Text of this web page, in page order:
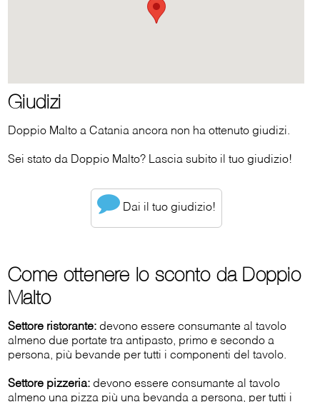
Giudizi
Doppio Malto a Catania ancora non ha ottenuto giudizi.
Sei stato da Doppio Malto? Lascia subito il tuo giudizio!
Dai il tuo giudizio!
Come ottenere lo sconto da Doppio
Malto
Settore ristorante: devono essere consumante al tavolo
almeno due portate tra antipasto, primo e secondo a
persona, più bevande per tutti i componenti del tavolo.
Settore pizzeria: devono essere consumante al tavolo
almeno una pizza più una bevanda a persona, per tutti i